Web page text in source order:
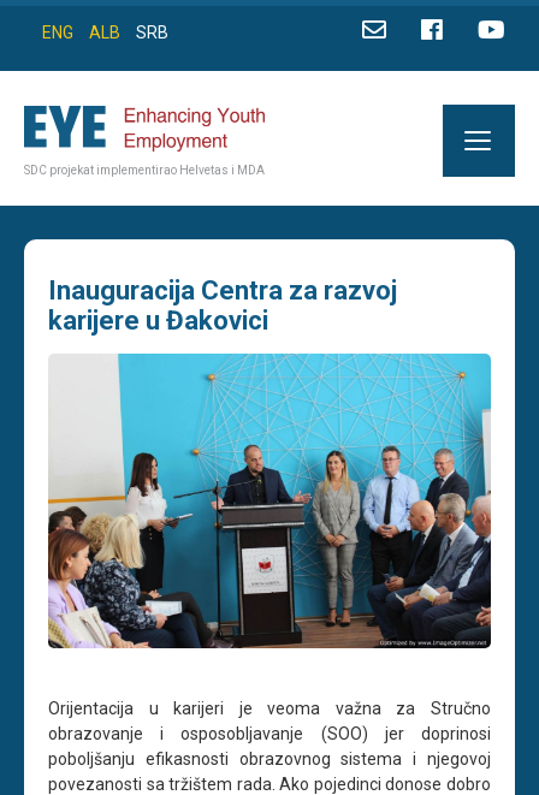
ENG ALB SRB
SDC projekat implementirao Helvetas i MDA
Inauguracija Centra za razvoj
karijere u Đakovici
Orijentacija u karijeri je veoma važna za Stručno
obrazovanje i osposobljavanje (SOO) jer doprinosi
poboljšanju efikasnosti obrazovnog sistema i njegovoj
povezanosti sa tržištem rada. Ako pojedinci donose dobro